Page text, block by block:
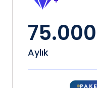
Aylık